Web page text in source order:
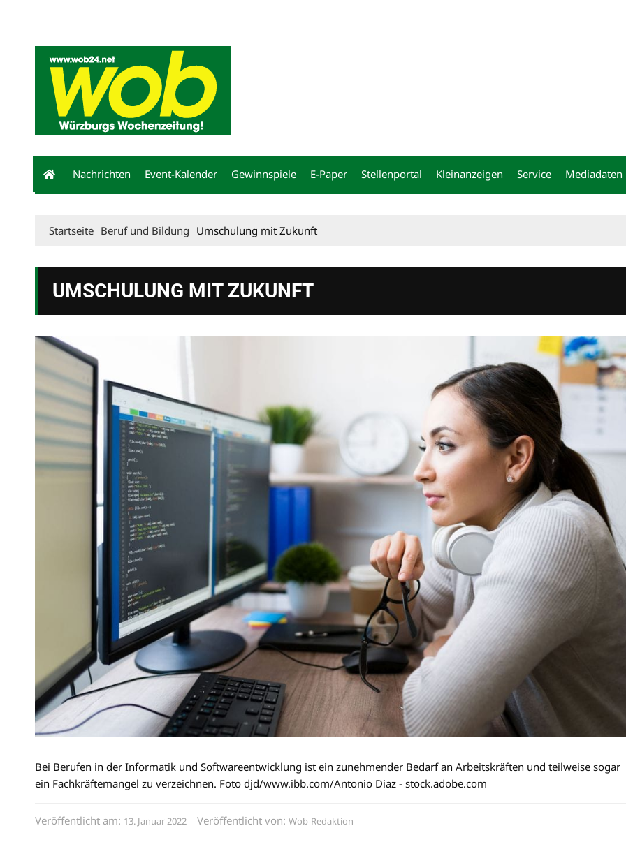
Nachrichten Event-Kalender Gewinnspiele E-Paper Stellenportal Kleinanzeigen Service Mediadaten
Startseite Beruf und Bildung Umschulung mit Zukunft
UMSCHULUNG MIT ZUKUNFT
Bei Berufen in der Informatik und Softwareentwicklung ist ein zunehmender Bedarf an Arbeitskräften und teilweise sogar
ein Fachkräftemangel zu verzeichnen. Foto djd/www.ibb.com/Antonio Diaz - stock.adobe.com
Veröffentlicht am: 13. Januar 2022 Veröffentlicht von: Wob-Redaktion